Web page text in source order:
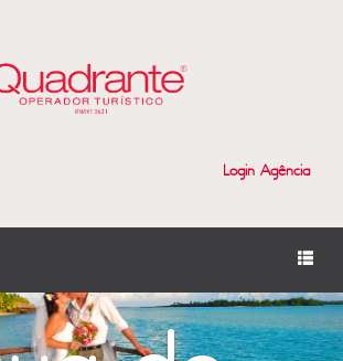
Login Agência